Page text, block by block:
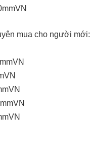
mua cho người mới: